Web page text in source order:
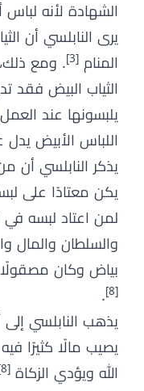
الشهادة لأنه
يرى النابلسي أن
المنام [3] . ومع
الثياب البيض فقد
يلبسونها عند العمل
اللباس الأبيض يدل
يذكر النابلسي أن
يكن معتادًا على
لمن اعتاد لبسه
والسلطان والمال
بياض وكان مصقولًا
[8]
.
يذهب النابلسي إلى
يصيب مالًا كثيرًا
الله ويؤدي الزكاة [8]